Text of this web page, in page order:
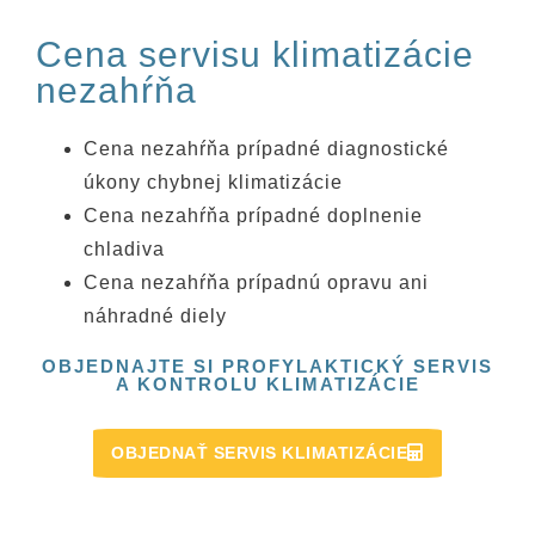
Cena servisu klimatizácie
nezahŕňa
Cena nezahŕňa prípadné diagnostické
úkony chybnej klimatizácie
Cena nezahŕňa prípadné doplnenie
chladiva
Cena nezahŕňa prípadnú opravu ani
náhradné diely
OBJEDNAJTE SI PROFYLAKTICKÝ SERVIS
A KONTROLU KLIMATIZÁCIE
OBJEDNAŤ SERVIS KLIMATIZÁCIE